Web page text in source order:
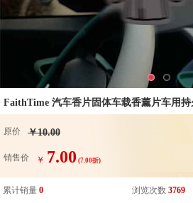
FaithTime 汽车香片固体车载香薰片车用
原价 ￥10.00
销售价 ￥ 7.00 (7.00折)
累计销量 0 浏览次数 3769